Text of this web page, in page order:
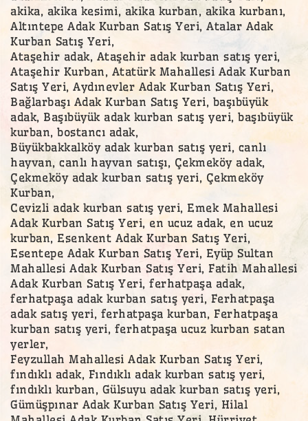
akika, akika kesimi, akika kurban, akika kurbanı,
Altıntepe Adak Kurban Satış Yeri, Atalar Adak
Kurban Satış Yeri,
Ataşehir adak, Ataşehir adak kurban satış yeri,
Ataşehir Kurban, Atatürk Mahallesi Adak Kurban
Satış Yeri, Aydınevler Adak Kurban Satış Yeri,
Bağlarbaşı Adak Kurban Satış Yeri, başıbüyük
adak, Başıbüyük adak kurban satış yeri, başıbüyük
kurban, bostancı adak,
Büyükbakkalköy adak kurban satış yeri, canlı
hayvan, canlı hayvan satışı, Çekmeköy adak,
Çekmeköy adak kurban satış yeri, Çekmeköy
Kurban,
Cevizli adak kurban satış yeri, Emek Mahallesi
Adak Kurban Satış Yeri, en ucuz adak, en ucuz
kurban, Esenkent Adak Kurban Satış Yeri,
Esentepe Adak Kurban Satış Yeri, Eyüp Sultan
Mahallesi Adak Kurban Satış Yeri, Fatih Mahallesi
Adak Kurban Satış Yeri, ferhatpaşa adak,
ferhatpaşa adak kurban satış yeri, Ferhatpaşa
adak satış yeri, ferhatpaşa kurban, Ferhatpaşa
kurban satış yeri, ferhatpaşa ucuz kurban satan
yerler,
Feyzullah Mahallesi Adak Kurban Satış Yeri,
fındıklı adak, Fındıklı adak kurban satış yeri,
fındıklı kurban, Gülsuyu adak kurban satış yeri,
Gümüşpınar Adak Kurban Satış Yeri, Hilal